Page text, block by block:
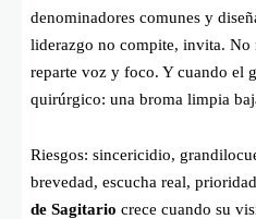
denominadores comunes y
liderazgo no compite, invita.
reparte voz y foco. Y cuando el
quirúrgico: una broma limpia
Riesgos: sincericidio,
brevedad, escucha real,
de Sagitario crece cuando su